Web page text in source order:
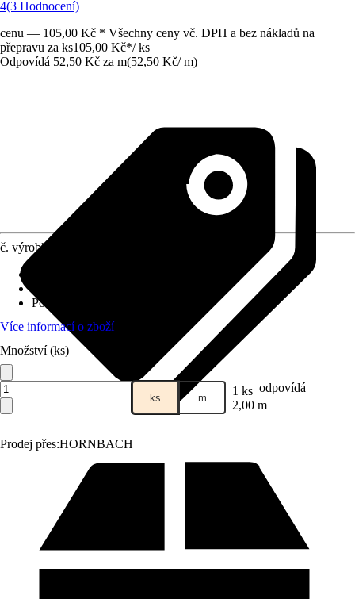
4(3 Hodnocení)
cenu — 105,00 Kč * Všechny ceny vč. DPH a bez nákladů na
přepravu za ks105,00 Kč*/ ks
Odpovídá 52,50 Kč za m(52,50 Kč/ m)
Prodej přes:HORNBACH
č. výrobku
Povrch/Povrchová úprava
Více informací o zboží
Množství (ks)
ks m 1 ks odpovídá
2,00 m